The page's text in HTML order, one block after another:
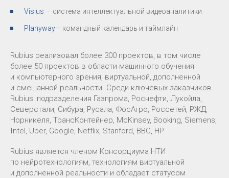
Visius — система интеллектуальной видеоаналитики
Planyway— командный календарь и таймлайн
Rubius реализовал более 300 проектов, в том числе
более 50 проектов в области машинного обучения
и компьютерного зрения, виртуальной, дополненной
и смешанной реальности. Среди ключевых заказчиков
Rubius: подразделения Газпрома, Роснефти, Лукойла,
Северстали, Сибура, Русала, ФосАгро, Россетей, РЖД,
Норникеля, ТрансКонтейнер, McKinsey, Booking, Siemens,
Intel, Uber, Google, Netflix, Stanford, BBC, HP.
Rubius является членом Консорциума НТИ
по нейротехнологиям, технологиям виртуальной
и дополненной реальности и обладает статусом